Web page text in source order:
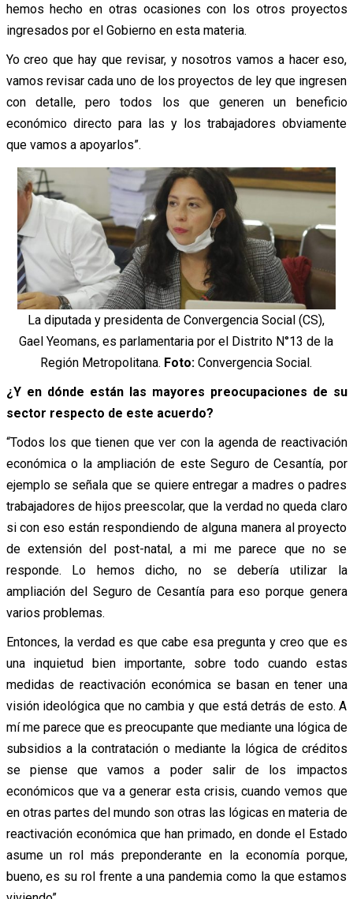
hemos hecho en otras ocasiones con los otros proyectos
ingresados por el Gobierno en esta materia.
Yo creo que hay que revisar, y nosotros vamos a hacer eso,
vamos revisar cada uno de los proyectos de ley que ingresen
con detalle, pero todos los que generen un beneficio
económico directo para las y los trabajadores obviamente
que vamos a apoyarlos”.
La diputada y presidenta de Convergencia Social (CS),
Gael Yeomans, es parlamentaria por el Distrito N°13 de la
Región Metropolitana. Foto: Convergencia Social.
¿Y en dónde están las mayores preocupaciones de su
sector respecto de este acuerdo?
“Todos los que tienen que ver con la agenda de reactivación
económica o la ampliación de este Seguro de Cesantía, por
ejemplo se señala que se quiere entregar a madres o padres
trabajadores de hijos preescolar, que la verdad no queda claro
si con eso están respondiendo de alguna manera al proyecto
de extensión del post-natal, a mi me parece que no se
responde. Lo hemos dicho, no se debería utilizar la
ampliación del Seguro de Cesantía para eso porque genera
varios problemas.
Entonces, la verdad es que cabe esa pregunta y creo que es
una inquietud bien importante, sobre todo cuando estas
medidas de reactivación económica se basan en tener una
visión ideológica que no cambia y que está detrás de esto. A
mí me parece que es preocupante que mediante una lógica de
subsidios a la contratación o mediante la lógica de créditos
se piense que vamos a poder salir de los impactos
económicos que va a generar esta crisis, cuando vemos que
en otras partes del mundo son otras las lógicas en materia de
reactivación económica que han primado, en donde el Estado
asume un rol más preponderante en la economía porque,
bueno, es su rol frente a una pandemia como la que estamos